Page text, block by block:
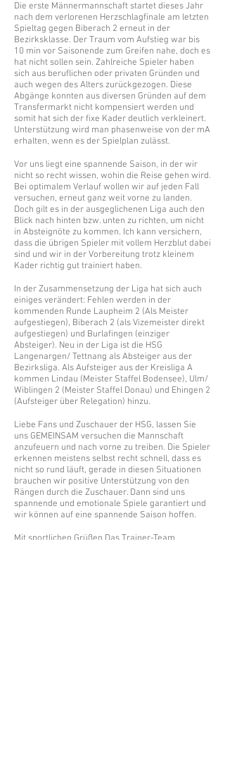
Die erste Männermannschaft startet dieses Jahr
nach dem verlorenen Herzschlagfinale am letzten
Spieltag gegen Biberach 2 erneut in der
Bezirksklasse. Der Traum vom Aufstieg war bis
10 min vor Saisonende zum Greifen nahe, doch es
hat nicht sollen sein. Zahlreiche Spieler haben
sich aus beruflichen oder privaten Gründen und
auch wegen des Alters zurückgezogen. Diese
Abgänge konnten aus diversen Gründen auf dem
Transfermarkt nicht kompensiert werden und
somit hat sich der fixe Kader deutlich verkleinert.
Unterstützung wird man phasenweise von der mA
erhalten, wenn es der Spielplan zulässt.
Vor uns liegt eine spannende Saison, in der wir
nicht so recht wissen, wohin die Reise gehen wird.
Bei optimalem Verlauf wollen wir auf jeden Fall
versuchen, erneut ganz weit vorne zu landen.
Doch gilt es in der ausgeglichenen Liga auch den
Blick nach hinten bzw. unten zu richten, um nicht
in Absteignöte zu kommen. Ich kann versichern,
dass die übrigen Spieler mit vollem Herzblut dabei
sind und wir in der Vorbereitung trotz kleinem
Kader richtig gut trainiert haben.
In der Zusammensetzung der Liga hat sich auch
einiges verändert: Fehlen werden in der
kommenden Runde Laupheim 2 (Als Meister
aufgestiegen), Biberach 2 (als Vizemeister direkt
aufgestiegen) und Burlafingen (einziger
Absteiger). Neu in der Liga ist die HSG
Langenargen/ Tettnang als Absteiger aus der
Bezirksliga. Als Aufsteiger aus der Kreisliga A
kommen Lindau (Meister Staffel Bodensee), Ulm/
Wiblingen 2 (Meister Staffel Donau) und Ehingen 2
(Aufsteiger über Relegation) hinzu.
Liebe Fans und Zuschauer der HSG, lassen Sie
uns GEMEINSAM versuchen die Mannschaft
anzufeuern und nach vorne zu treiben. Die Spieler
erkennen meistens selbst recht schnell, dass es
nicht so rund läuft, gerade in diesen Situationen
brauchen wir positive Unterstützung von den
Rängen durch die Zuschauer. Dann sind uns
spannende und emotionale Spiele garantiert und
wir können auf eine spannende Saison hoffen.
Mit sportlichen Grüßen Das Trainer-Team